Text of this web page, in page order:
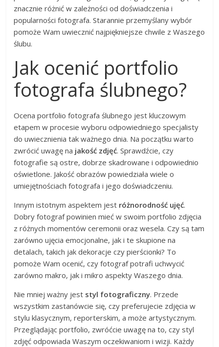
znacznie różnić w zależności od doświadczenia i
popularności fotografa. Starannie przemyślany wybór
pomoże Wam uwiecznić najpiękniejsze chwile z Waszego
ślubu.
Jak ocenić portfolio
fotografa ślubnego?
Ocena portfolio fotografa ślubnego jest kluczowym
etapem w procesie wyboru odpowiedniego specjalisty
do uwiecznienia tak ważnego dnia. Na początku warto
zwrócić uwagę na jakość zdjęć. Sprawdźcie, czy
fotografie są ostre, dobrze skadrowane i odpowiednio
oświetlone. Jakość obrazów powiedziała wiele o
umiejętnościach fotografa i jego doświadczeniu.
Innym istotnym aspektem jest różnorodność ujęć.
Dobry fotograf powinien mieć w swoim portfolio zdjęcia
z różnych momentów ceremonii oraz wesela. Czy są tam
zarówno ujęcia emocjonalne, jak i te skupione na
detalach, takich jak dekoracje czy pierścionki? To
pomoże Wam ocenić, czy fotograf potrafi uchwycić
zarówno makro, jak i mikro aspekty Waszego dnia.
Nie mniej ważny jest styl fotograficzny. Przede
wszystkim zastanówcie się, czy preferujecie zdjęcia w
stylu klasycznym, reporterskim, a może artystycznym.
Przeglądając portfolio, zwróćcie uwagę na to, czy styl
zdjęć odpowiada Waszym oczekiwaniom i wizji. Każdy